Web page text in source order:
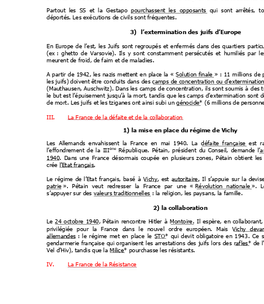
Partout les SS et la Gestapo  pourchassent les opposants  qui sont arrêtés,
déportés. Les exécutions de civils sont fréquentes.
3) l’extermination des juifs d’Europe
En Europe de l’est, les Juifs sont regroupés et enfermés dans des quartiers
(ex : ghetto de Varsovie). Ils y sont constamment persécutés et humiliés par
meurent de froid, de faim et de maladies.
A partir de 1942, les nazis mettent en place la « Solution finale » : 11 millions de
les juifs) doivent être conduits dans des camps de concentration ou d’e
(Mauthausen, Auschwitz). Dans les camps de concentration, ils sont soumis à des
le but est l’épuisement jusqu’à la mort, tandis que les camps d’extermination sont
de mort. Les juifs et les tziganes ont ainsi subi un génocide* (6 millions de
III. La France de la défaite et de la collaboration
1) la mise en place du régime d e Vichy
Les Allemands envahissent la France en mai 1940. La  défaite française est
l’effondrement de la IIIème République. Pétain, président du Conseil, demande
1940. Dans une France désormais coupée en plusieurs zones, Pétain obtient les
crée l’Etat français.
Le régime de l’Etat français, basé à Vichy, est autoritaire. Il s’appuie sur la
patrie ». Pétain veut redresser la France par une « Révolution nationale ».
s’appuyer sur des valeurs traditionnelles : la religion, les paysans, la famille.
2) la collaboration
Le 24 octobre 1940, Pétain rencontre Hitler à Montoire. Il espère, en collaborant,
privilégiée
pour la France dans le nouvel ordre européen. Mais Vichy
allemandes : le régime met en place le STO* qui devit obligatoire en 1943. Ce
gendarmerie française qui organisent les arrestations des juifs lors des rafles* de
Vel d’Hiv), tandis que la Milice* pourchasse les résistants.
IV. La France de la Résistance